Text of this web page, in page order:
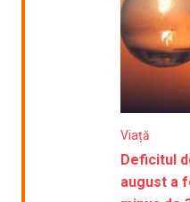
Viață
Deficitul
august a